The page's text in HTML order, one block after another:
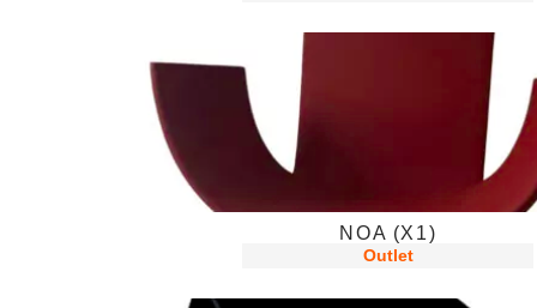
NOA (X1)
Outlet